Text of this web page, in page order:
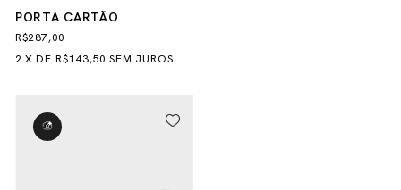
PORTA CARTÃO
R$287,00
2 XDE R$143,50 SEM JUROS